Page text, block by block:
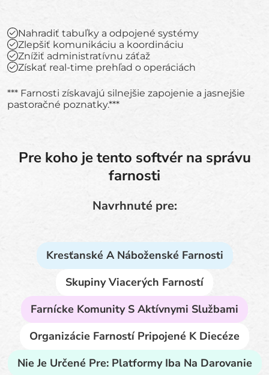
Nahradiť tabuľky a odpojené systémy
Zlepšiť komunikáciu a koordináciu
Znížiť administratívnu záťaž
Získať real-time prehľad o operáciách
*** Farnosti získavajú silnejšie zapojenie a jasnejšie
pastoračné poznatky.***
Pre koho je tento softvér na správu
farnosti
Navrhnuté pre:
Kresťanské A Náboženské Farnosti
Skupiny Viacerých Farností
Farnícke Komunity S Aktívnymi Službami
Organizácie Farností Pripojené K Diecéze
Nie Je Určené Pre: Platformy Iba Na Darovanie